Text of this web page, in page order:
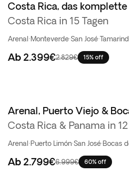
Costa Rica, das
Costa Rica in 15 Tagen
Arenal ·Monteverde·San José·
Ab 2.399€2.829€ 15% off
Flash-Sale
Arenal, Puerto Viejo &
Costa Rica & Panama in
Arenal ·Puerto Limón·San José·Bocas
Ab 2.799€6.999€ 60% off